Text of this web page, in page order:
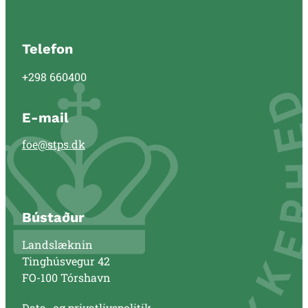
Telefon
+298 660400
E-mail
foe@stps.dk
Bústaður
Landslæknin
Tinghúsvegur 42
FO-100 Tórshavn